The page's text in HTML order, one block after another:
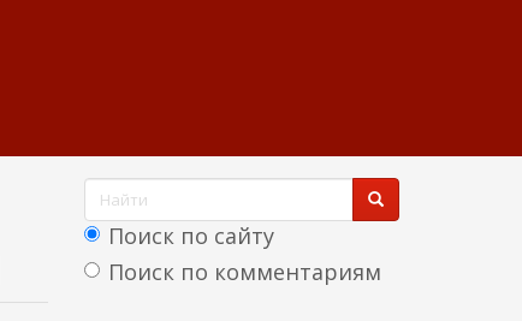
Ф
о
р
Поиск по сайту
Поиск по комментариям